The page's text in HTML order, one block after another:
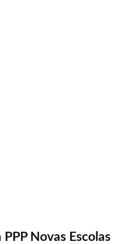
Novas Escolas